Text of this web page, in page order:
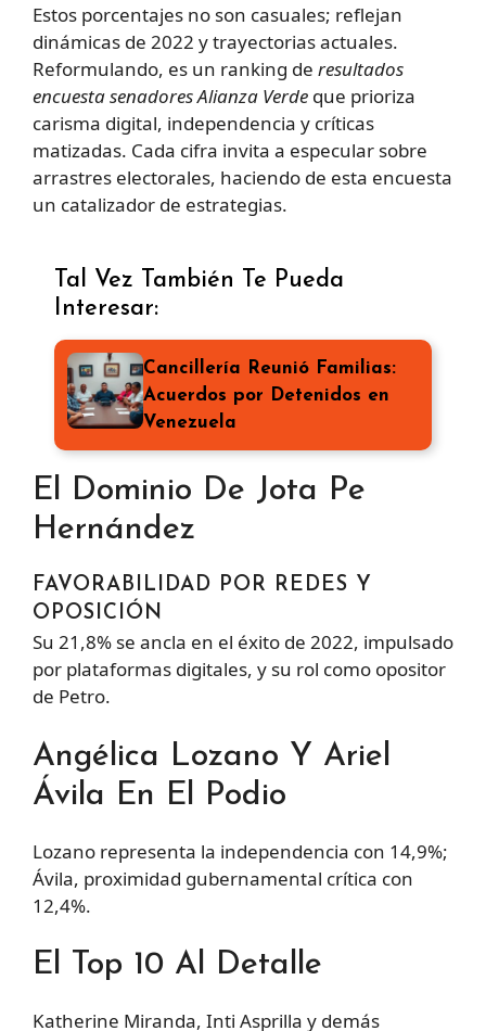
Estos porcentajes no son casuales; reflejan
dinámicas de 2022 y trayectorias actuales.
Reformulando, es un ranking de resultados
encuesta senadores Alianza Verde que prioriza
carisma digital, independencia y críticas
matizadas. Cada cifra invita a especular sobre
arrastres electorales, haciendo de esta encuesta
un catalizador de estrategias.
Tal Vez También Te Pueda
Interesar:
Cancillería Reunió Familias:
Acuerdos por Detenidos en
Venezuela
El Dominio De Jota Pe
Hernández
FAVORABILIDAD POR REDES Y
OPOSICIÓN
Su 21,8% se ancla en el éxito de 2022, impulsado
por plataformas digitales, y su rol como opositor
de Petro.
Angélica Lozano Y Ariel
Ávila En El Podio
Lozano representa la independencia con 14,9%;
Ávila, proximidad gubernamental crítica con
12,4%.
El Top 10 Al Detalle
Katherine Miranda, Inti Asprilla y demás